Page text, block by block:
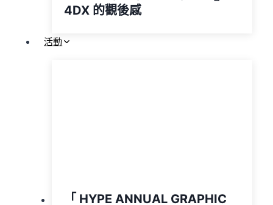
4DX 的觀後感
活動
「 HYPE ANNUAL GRAPHIC